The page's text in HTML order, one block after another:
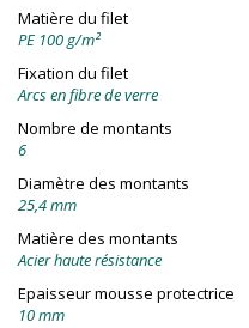
Matière du filet
PE 100 g/m²
Fixation du filet
Arcs en fibre de verre
Nombre de montants
6
Diamètre des montants
25,4 mm
Matière des montants
Acier haute résistance
Epaisseur mousse protectrice
10 mm